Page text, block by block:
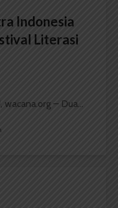
Indonesia
Literasi
wacana.org – Dua...